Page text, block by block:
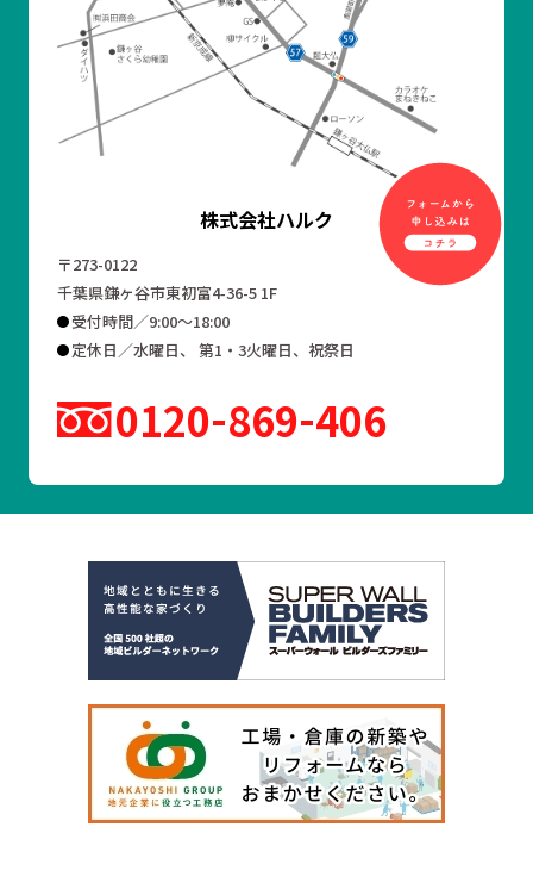
株式会社ハルク
〒273-0122
千葉県鎌ヶ谷市東初富4-36-5 1F
受付時間／9:00～18:00
定休日／水曜日、 第1・3火曜日、祝祭日
0120 869 406